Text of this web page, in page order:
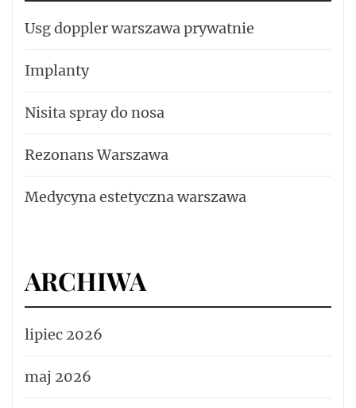
Usg doppler warszawa prywatnie
Implanty
Nisita spray do nosa
Rezonans Warszawa
Medycyna estetyczna warszawa
ARCHIWA
lipiec 2026
maj 2026